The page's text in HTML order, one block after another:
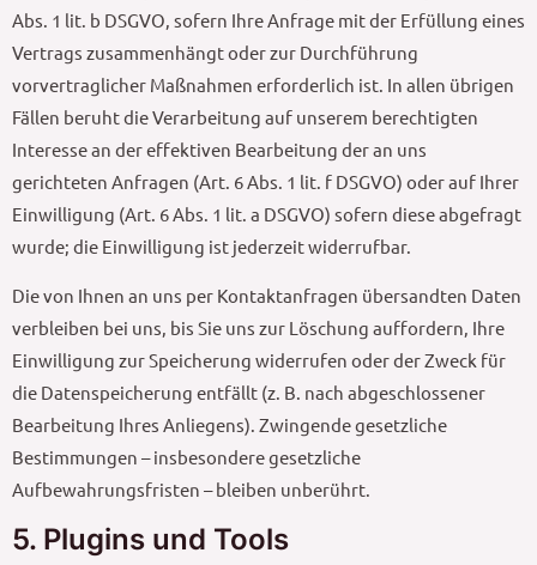
Abs. 1 lit. b DSGVO, sofern Ihre Anfrage mit der Erfüllung eines
Vertrags zusammenhängt oder zur Durchführung
vorvertraglicher Maßnahmen erforderlich ist. In allen übrigen
Fällen beruht die Verarbeitung auf unserem berechtigten
Interesse an der effektiven Bearbeitung der an uns
gerichteten Anfragen (Art. 6 Abs. 1 lit. f DSGVO) oder auf Ihrer
Einwilligung (Art. 6 Abs. 1 lit. a DSGVO) sofern diese abgefragt
wurde; die Einwilligung ist jederzeit widerrufbar.
Die von Ihnen an uns per Kontaktanfragen übersandten Daten
verbleiben bei uns, bis Sie uns zur Löschung auffordern, Ihre
Einwilligung zur Speicherung widerrufen oder der Zweck für
die Datenspeicherung entfällt (z. B. nach abgeschlossener
Bearbeitung Ihres Anliegens). Zwingende gesetzliche
Bestimmungen – insbesondere gesetzliche
Aufbewahrungsfristen – bleiben unberührt.
5. Plugins und Tools